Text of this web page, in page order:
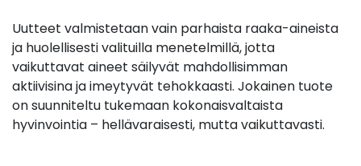
Uutteet valmistetaan vain parhaista raaka-aineista
ja huolellisesti valituilla menetelmillä, jotta
vaikuttavat aineet säilyvät mahdollisimman
aktiivisina ja imeytyvät tehokkaasti. Jokainen tuote
on suunniteltu tukemaan kokonaisvaltaista
hyvinvointia – hellävaraisesti, mutta vaikuttavasti.